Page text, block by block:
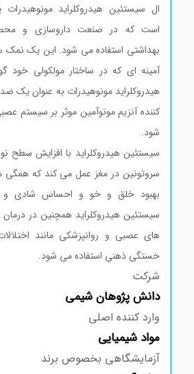
ال سیستئین هیدروکلراید مونوهیدرات
است که در صنعت داروسازی و
بهداشتی استفاده می شود. این یک نمک
آمینه ای که در ساختار مولکولی خود
هیدروکلراید مونوهیدرات به عنوان یک ضد
کننده آنزیم مونوآمین موثر بر سیستم عصبی
شود.ال سیستئین هیدروکلراید مونوهیدرات
سیستئین هیدروکلراید با افزایش سطح
سروتونین در مغز عمل می کند که همگی
بهبود خلق و خو و احساس شادی و
سیستئین هیدروکلراید همچنین در درمان
های عصبی و روانپزشکی مانند
خستگی ذهنی استفاده می شود.
شرکت
دانش پژوهان شیمی
وارد کننده اصلی
موادشیمیایی
آزمایشگاهی بخصوص برند